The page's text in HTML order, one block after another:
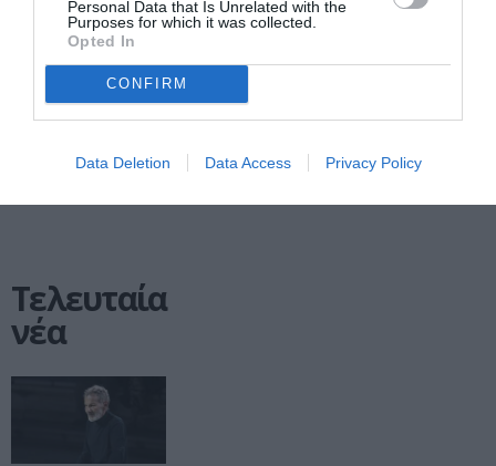
Personal Data that Is Unrelated with the
Purposes for which it was collected.
Opted In
CONFIRM
Data Deletion Data Access Privacy Policy
The Complete
Spot Paintings
1986 – 2011:
έκθεση στη
Gagosian Αθήνας
Τελευταία
νέα